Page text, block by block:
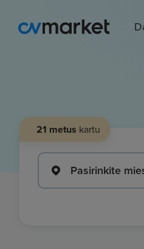
21 metus kartu
Pasirinkite